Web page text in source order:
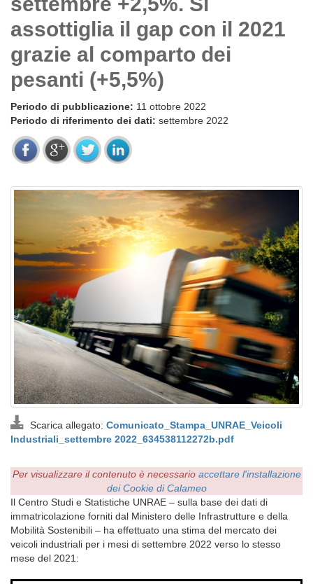
assottiglia il gap con il 2021
grazie al comparto dei
pesanti (+5,5%)
Periodo di pubblicazione: 11 ottobre 2022
Periodo di riferimento dei dati: settembre 2022
Scarica allegato: Comunicato_Stampa_UNRAE_Veicoli
Industriali_settembre 2022_634538112272b.pdf
Per visualizzare il contenuto è necessario accettare l'installazione
dei Cookie di Calameo
Il Centro Studi e Statistiche UNRAE – sulla base dei dati di
immatricolazione forniti dal Ministero delle Infrastrutture e della
Mobilità Sostenibili – ha effettuato una stima del mercato dei
veicoli industriali per i mesi di settembre 2022 verso lo stesso
mese del 2021: